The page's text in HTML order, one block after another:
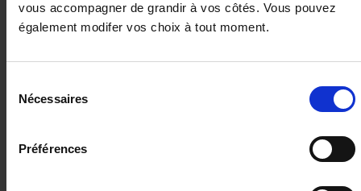
vous accompagner de grandir à vos côtés. Vous pouvez
également modifer vos choix à tout moment.
Nécessaires
Préférences
RENAULT CAPTUR
E-Tech Full Hybrid 145 Techno